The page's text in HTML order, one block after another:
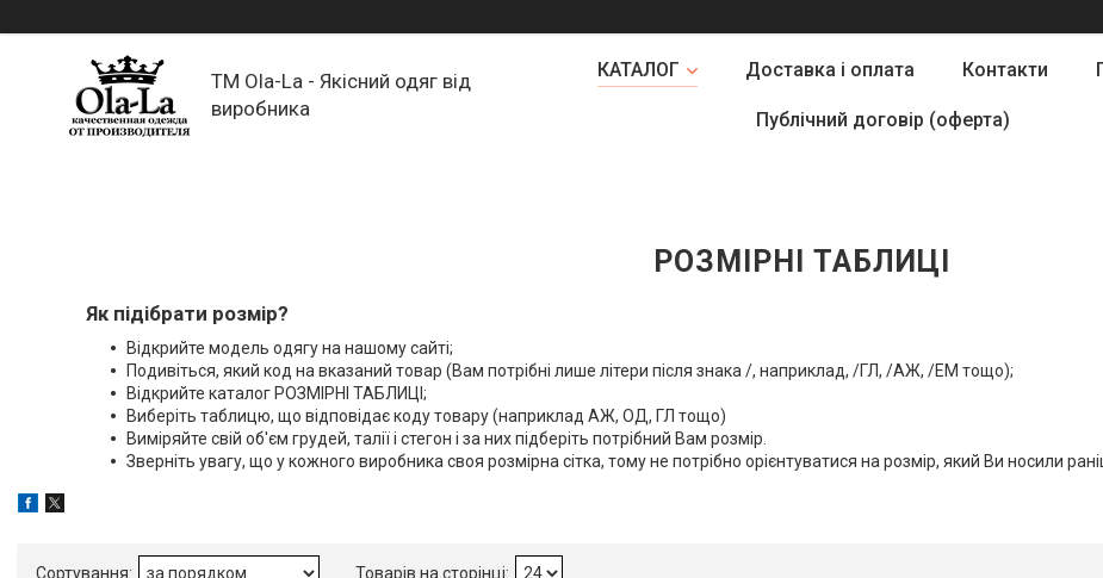
TM Ola-La - Якісний одяг від
виробника
КАТАЛОГ Доставка і оплата Контакти
Публічний договір (оферта)
РОЗМІРНІ ТАБЛИЦІ
Як підібрати розмір?
Відкрийте модель одягу на нашому сайті;
Подивіться, який код на вказаний товар (Вам потрібні лише літери після знака /, наприклад, /ГЛ, /АЖ, /ЕМ тощо);
Відкрийте каталог РОЗМІРНІ ТАБЛИЦІ;
Виберіть таблицю, що відповідає коду товару (наприклад АЖ, ОД, ГЛ тощо)
Виміряйте свій об'єм грудей, талії і стегон і за них підберіть потрібний Вам розмір.
Зверніть увагу, що у кожного виробника своя розмірна сітка, тому не потрібно орієнтуватися на розмір, який Ви носили